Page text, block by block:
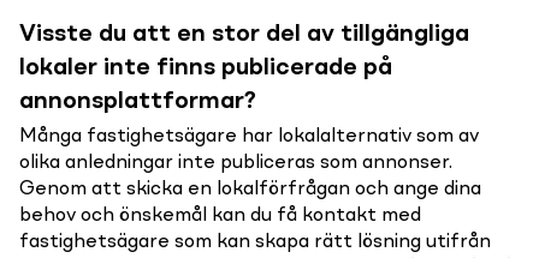
Visste du att en stor del av tillgängliga
lokaler inte finns publicerade på
annonsplattformar?
Många fastighetsägare har lokalalternativ som av
olika anledningar inte publiceras som annonser.
Genom att skicka en lokalförfrågan och ange dina
behov och önskemål kan du få kontakt med
fastighetsägare som kan skapa rätt lösning utifrån